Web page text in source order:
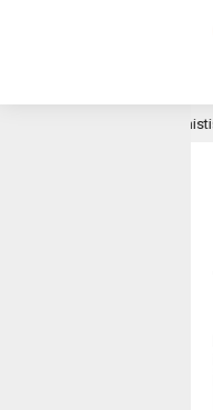
PKK Sungai Penuh Optimistis